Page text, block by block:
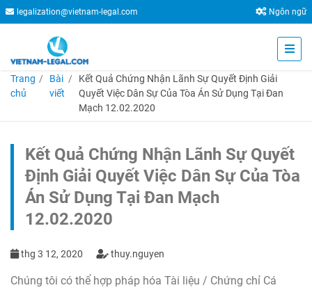
legalization@vietnam-legal.com Ngôn ngữ
Trang
chủ
Bài
viết
Kết Quả Chứng Nhận Lãnh Sự Quyết Định Giải
Quyết Việc Dân Sự Của Tòa Án Sử Dụng Tại Đan
Mạch 12.02.2020
Kết Quả Chứng Nhận Lãnh Sự Quyết
Định Giải Quyết Việc Dân Sự Của Tòa
Án Sử Dụng Tại Đan Mạch
12.02.2020
thg 3 12, 2020 thuy.nguyen
Chúng tôi có thể hợp pháp hóa Tài liệu / Chứng chỉ Cá